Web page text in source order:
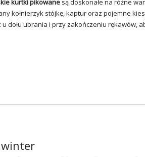
kurtki pikowane są doskonałe na różne
kołnierzyk stójkę, kaptur oraz pojemne
dołu ubrania i przy zakończeniu rękawów,